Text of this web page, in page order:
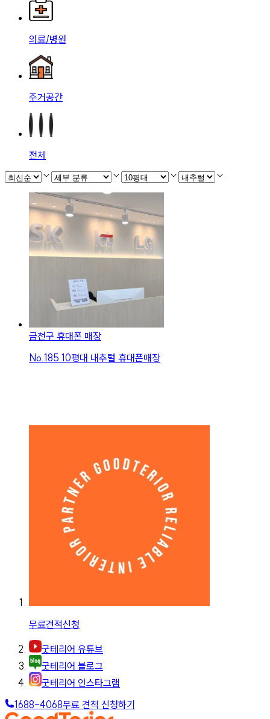
의료/병원
주거공간
전체
금천구 휴대폰 매장
No. 185 10평대 내추럴 휴대폰매장
무료견적신청
굿테리어 유튜브
굿테리어 블로그
굿테리어 인스타그램
1688-4068무료 견적 신청하기